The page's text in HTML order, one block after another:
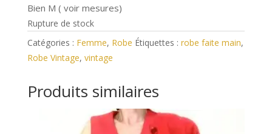
Bien M ( voir mesures)
Rupture de stock
Catégories : Femme, Robe Étiquettes : robe faite main,
Robe Vintage, vintage
Produits similaires